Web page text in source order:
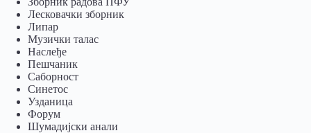
Лесковачки зборник
Липар
Музички талас
Наслеђе
Пешчаник
Саборност
Синетос
Узданица
Форум
Шумадијски анали